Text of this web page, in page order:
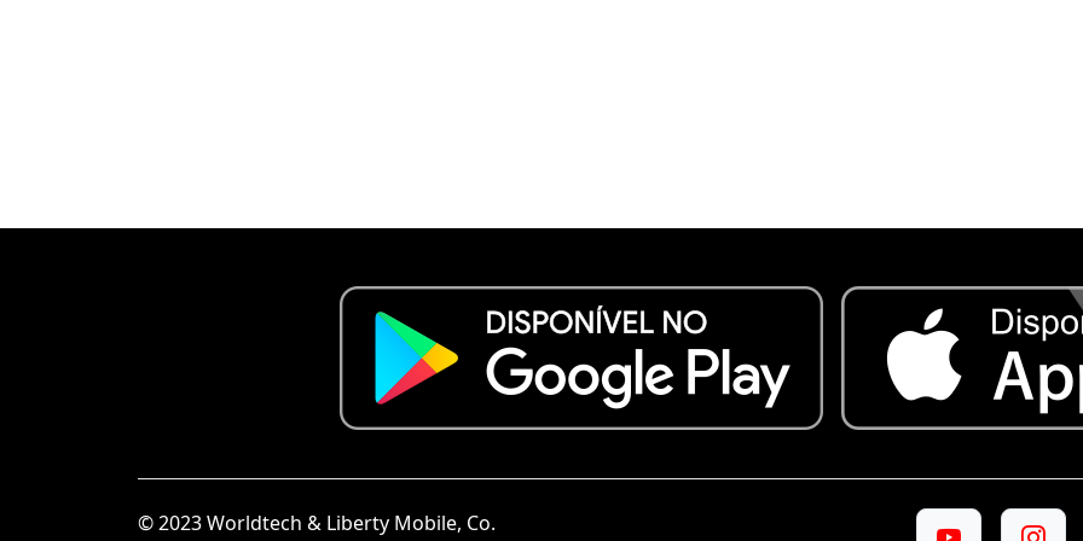
© 2023 Worldtech & Liberty Mobile, Co.